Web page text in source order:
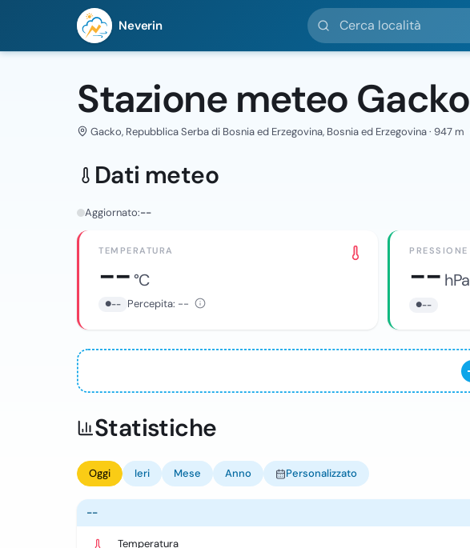
Neverin
Cerca località
Stazione meteo Gacko
Gacko, Repubblica Serba di Bosnia ed Erzegovina, Bosnia ed Erzegovina · 947 m
Dati meteo
Aggiornato:--
TEMPERATURA
--°C
-- Percepita: --
PRESSIONE
-- hPa
--
Statistiche
Oggi Ieri Mese Anno Personalizzato
--
Temperatura